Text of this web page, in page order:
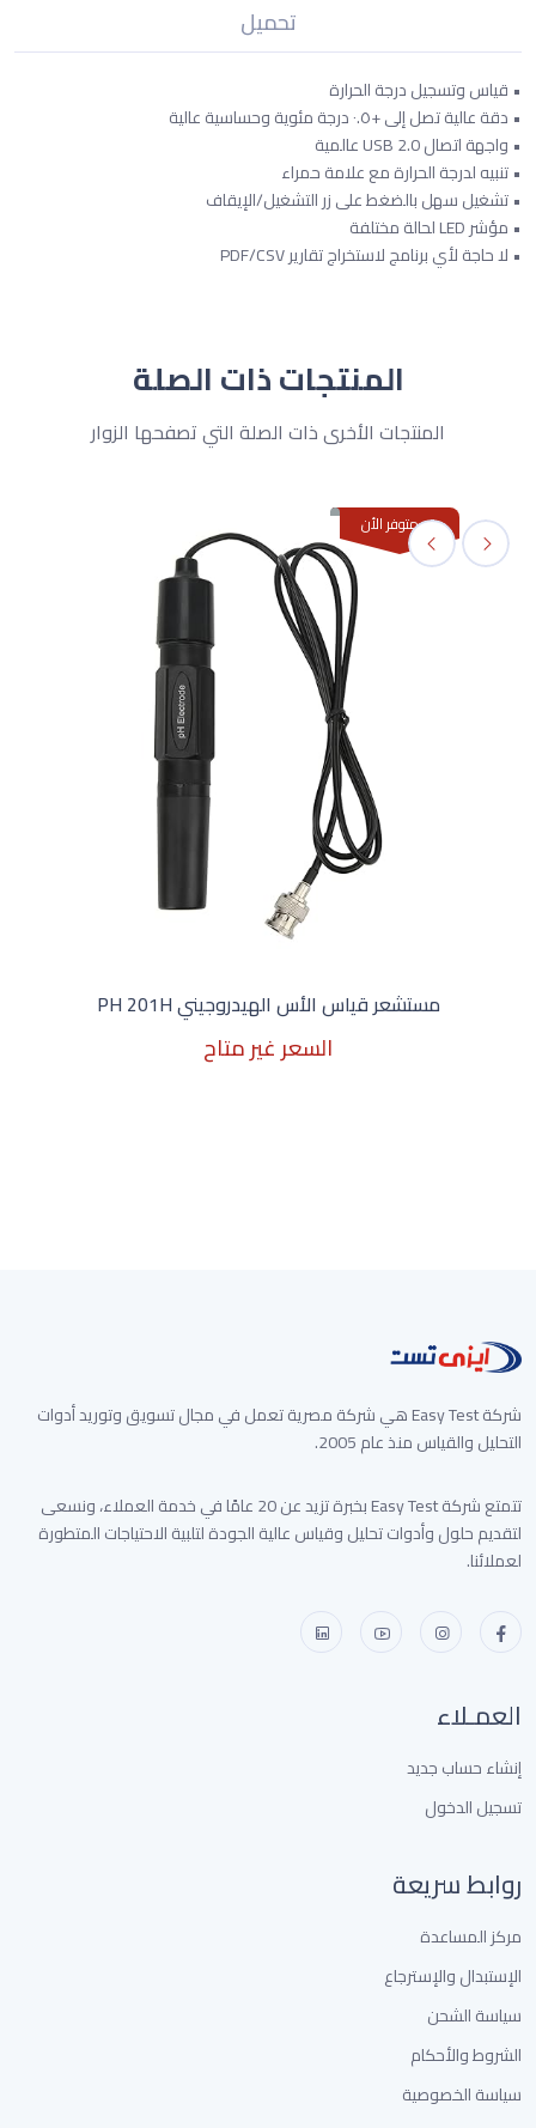
تحميل
• قياس وتسجيل درجة الحرارة
• دقة عالية تصل إلى +٠.٥ درجة مئوية وحساسية عالية
• واجهة اتصال USB 2.0 عالمية
• تنبيه لدرجة الحرارة مع علامة حمراء
• تشغيل سهل بالضغط على زر التشغيل/الإيقاف
• مؤشر LED لحالة مختلفة
• لا حاجة لأي برنامج لاستخراج تقارير PDF/CSV
المنتجات ذات الصلة
المنتجات الأخرى ذات الصلة التي تصفحها الزوار
غير متوفر الأن
مستشعر قياس الأس الهيدروجيني PH 201H
السعر غير متاح
شركة Easy Test هي شركة مصرية تعمل في مجال تسويق وتوريد أدوات
التحليل والقياس منذ عام 2005.
تتمتع شركة Easy Test بخبرة تزيد عن 20 عامًا في خدمة العملاء، ونسعى
لتقديم حلول وأدوات تحليل وقياس عالية الجودة لتلبية الاحتياجات المتطورة
لعملائنا.
العمـلاء
إنشاء حساب جديد
تسجيل الدخول
روابط سريعة
مركز المساعدة
الإستبدال والإسترجاع
سياسة الشحن
الشروط والأحكام
سياسة الخصوصية